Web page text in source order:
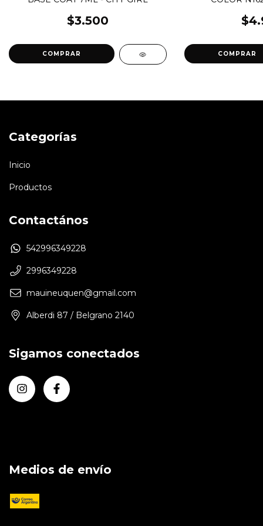
$3.500
Categorías
Inicio
Productos
Contactános
542996349228
2996349228
mauineuquen@gmail.com
Alberdi 87 / Belgrano 2140
Sigamos conectados
Medios de envío